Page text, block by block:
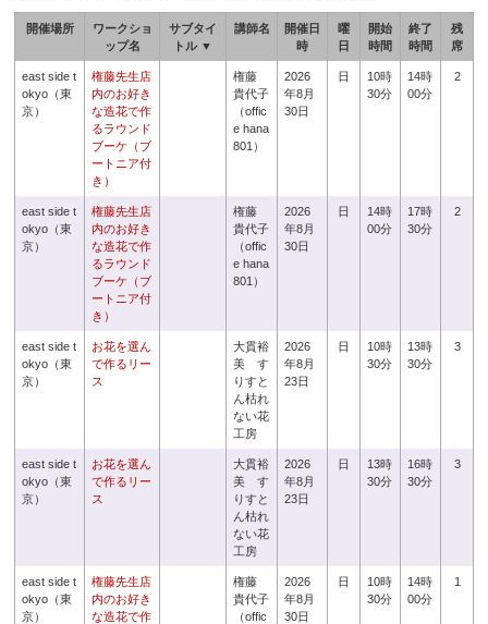
開催場所
ワークショ
ップ名
サブタイ
トル ▼
講師名
開催日
時
曜
日
開始
時間
終了
時間
残
席
east side t
okyo（東
京）
権藤先生店
内のお好き
な造花で作
るラウンド
ブーケ（ブ
ートニア付
き）
権藤
貴代子
（offic
e hana
801）
2026
年8月
30日
日
10時
30分
14時
00分
2
east side t
okyo（東
京）
権藤先生店
内のお好き
な造花で作
るラウンド
ブーケ（ブ
ートニア付
き）
権藤
貴代子
（offic
e hana
801）
2026
年8月
30日
日
14時
00分
17時
30分
2
east side t
okyo（東
京）
お花を選ん
で作るリー
ス
大貫裕
美 す
りすと
ん枯れ
ない花
工房
2026
年8月
23日
日
10時
30分
13時
30分
3
east side t
okyo（東
京）
お花を選ん
で作るリー
ス
大貫裕
美 す
りすと
ん枯れ
ない花
工房
2026
年8月
23日
日
13時
30分
16時
30分
3
east side t
okyo（東
京）
権藤先生店
内のお好き
な造花で作
権藤
貴代子
（offic
2026
年8月
30日
日
10時
30分
14時
00分
1